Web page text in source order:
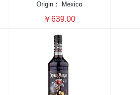
Origin：
Mexico
￥639.00